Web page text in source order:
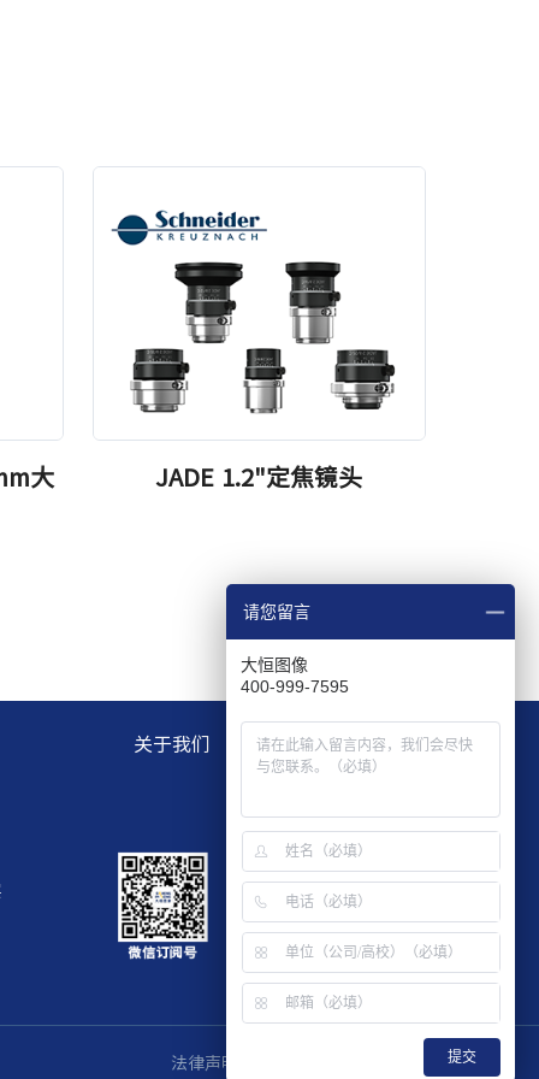
大 JADE 1.2"定焦镜头
关于我们
法律声明 友情链接
请您留言
大恒图像
400-999-7595
提交